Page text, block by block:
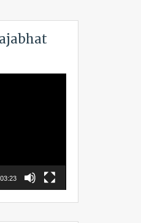
03:23